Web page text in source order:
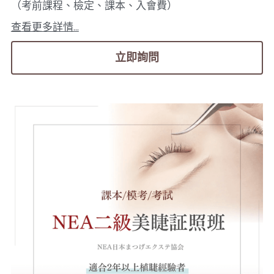
（考前課程、檢定、課本、入會費）
查看更多詳情...
立即詢問